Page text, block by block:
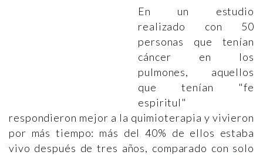
En un estudio
realizado con 50
personas que tenían
cáncer en los
pulmones, aquellos
que tenían "fe
espiritul"
respondieron mejor a la quimioterapia y vivieron
por más tiempo: más del 40% de ellos estaba
vivo después de tres años, comparado con solo